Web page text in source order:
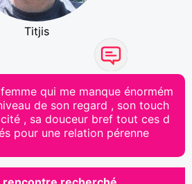
Titjis
qui me manque énormém
de son regard , son touch
, sa douceur bref tout ces d
pour une relation pérenne